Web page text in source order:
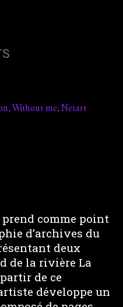
,Without me, Netart
comme point
d’archives du
deux
de la rivière La
de ce
développe un